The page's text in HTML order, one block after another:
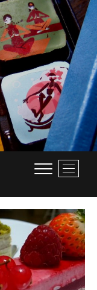
M
e
u
B
u
t
t
o
n